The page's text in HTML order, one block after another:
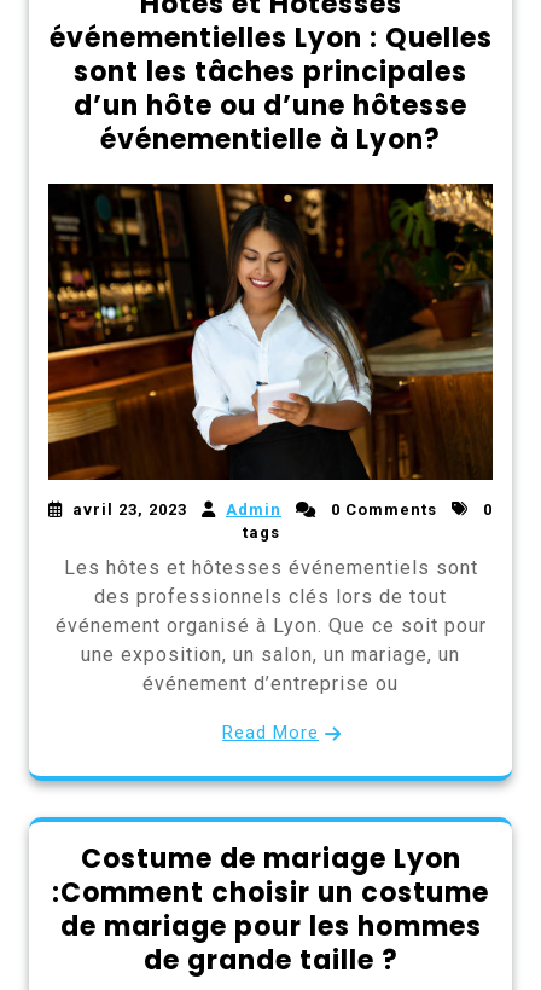
événementielles Lyon : Quelles
sont les tâches principales
d’un hôte ou d’une hôtesse
événementielle à Lyon?
avril 23, 2023 Admin 0 Comments
0
tags
Les hôtes et hôtesses événementiels sont
des professionnels clés lors de tout
événement organisé à Lyon. Que ce soit pour
une exposition, un salon, un mariage, un
événement d’entreprise ou
Read More
Costume de mariage Lyon
:Comment choisir un costume
de mariage pour les hommes
de grande taille ?